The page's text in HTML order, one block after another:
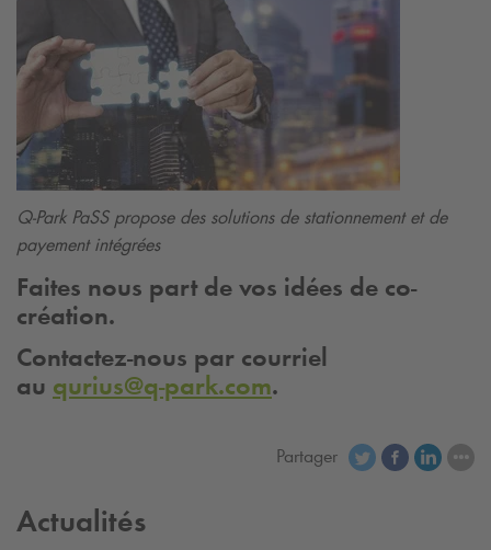
Q-ParkPaSS propose des solutions de stationnement et de
payement intégrées
Faites nous part de vos idées de co-
création.
Contactez-nous par courriel
au qurius@q-park.com.
Partager
Actualités